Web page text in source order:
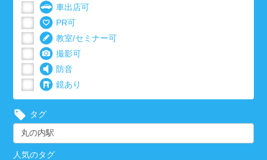
車出店可
PR可
教室/セミナー可
撮影可
防音
鏡あり
タグ
人気のタグ